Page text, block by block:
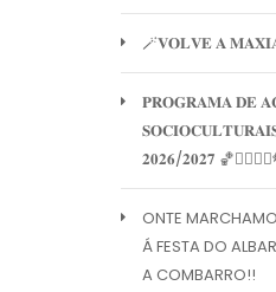
🪄𝐕𝐎𝐋𝐕𝐄 𝐀
𝐏𝐑𝐎𝐆𝐑𝐀𝐌𝐀 𝐃𝐄
𝟐𝟎𝟐𝟔/𝟐𝟎𝟐𝟕
ONTE
Á FESTA DO
A COMBARRO!!